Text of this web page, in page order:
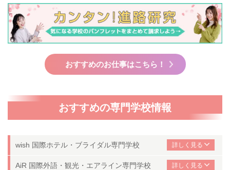
おすすめのお仕事はこちら！
おすすめの専門学校情報
wish 国際ホテル・ブライダル専門学校
AiR 国際外語・観光・エアライン専門学校